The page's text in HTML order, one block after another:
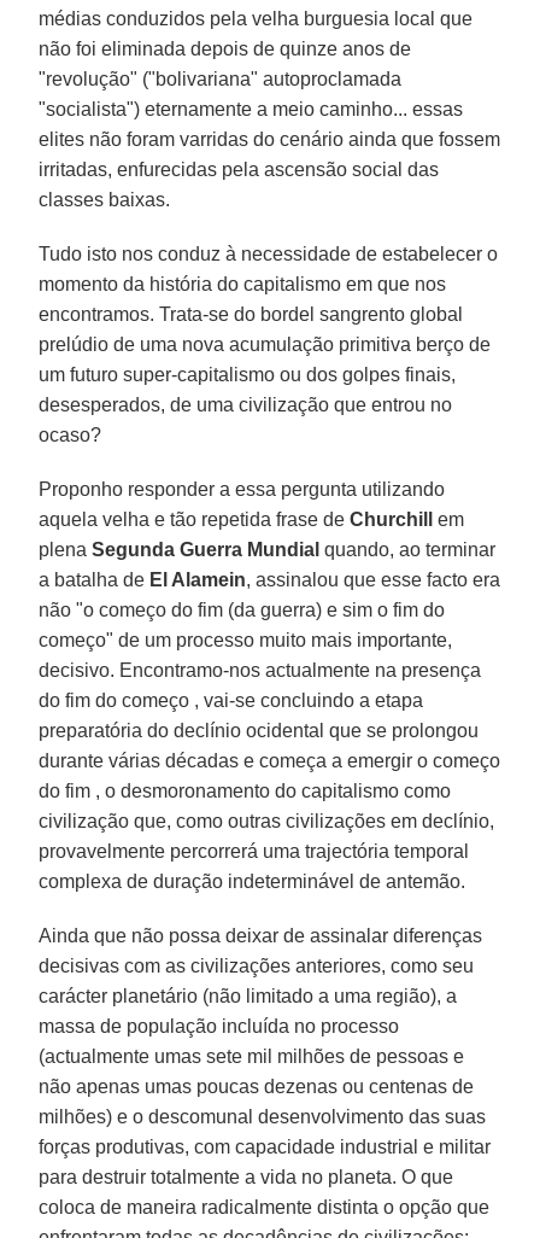
médias conduzidos pela velha burguesia local que
não foi eliminada depois de quinze anos de
"revolução" ("bolivariana" autoproclamada
"socialista") eternamente a meio caminho... essas
elites não foram varridas do cenário ainda que fossem
irritadas, enfurecidas pela ascensão social das
classes baixas.
Tudo isto nos conduz à necessidade de estabelecer o
momento da história do capitalismo em que nos
encontramos. Trata-se do bordel sangrento global
prelúdio de uma nova acumulação primitiva berço de
um futuro super-capitalismo ou dos golpes finais,
desesperados, de uma civilização que entrou no
ocaso?
Proponho responder a essa pergunta utilizando
aquela velha e tão repetida frase deChurchill
em
plenaSegunda Guerra Mundial quando, ao terminar
a batalha de El Alamein, assinalou que esse facto era
não "o começo do fim (da guerra) e sim o fim do
começo" de um processo muito mais importante,
decisivo. Encontramo-nos actualmente na presença
do fim do começo , vai-se concluindo a etapa
preparatória do declínio ocidental que se prolongou
durante várias décadas e começa a emergir o começo
do fim , o desmoronamento do capitalismo como
civilização que, como outras civilizações em declínio,
provavelmente percorrerá uma trajectória temporal
complexa de duração indeterminável de antemão.
Ainda que não possa deixar de assinalar diferenças
decisivas com as civilizações anteriores, como seu
carácter planetário (não limitado a uma região), a
massa de população incluída no processo
(actualmente umas sete mil milhões de pessoas e
não apenas umas poucas dezenas ou centenas de
milhões) e o descomunal desenvolvimento das suas
forças produtivas, com capacidade industrial e militar
para destruir totalmente a vida no planeta. O que
coloca de maneira radicalmente distinta o opção que